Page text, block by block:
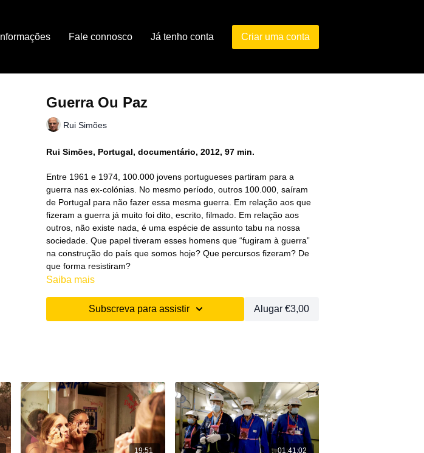
Informações Fale connosco Já tenho conta Criar uma conta
Guerra Ou Paz
Rui Simões
Rui Simões, Portugal, documentário, 2012, 97 min.
Entre 1961 e 1974, 100.000 jovens portugueses partiram para a
guerra nas ex-colónias. No mesmo período, outros 100.000, saíram
de Portugal para não fazer essa mesma guerra. Em relação aos que
fizeram a guerra já muito foi dito, escrito, filmado. Em relação aos
outros, não existe nada, é uma espécie de assunto tabu na nossa
sociedade. Que papel tiveram esses homens que “fugiram à guerra”
na construção do país que somos hoje? Que percursos fizeram? De
que forma resistiram?
Saiba mais
Subscreva para assistir Alugar €3,00
19:51 01:41:02